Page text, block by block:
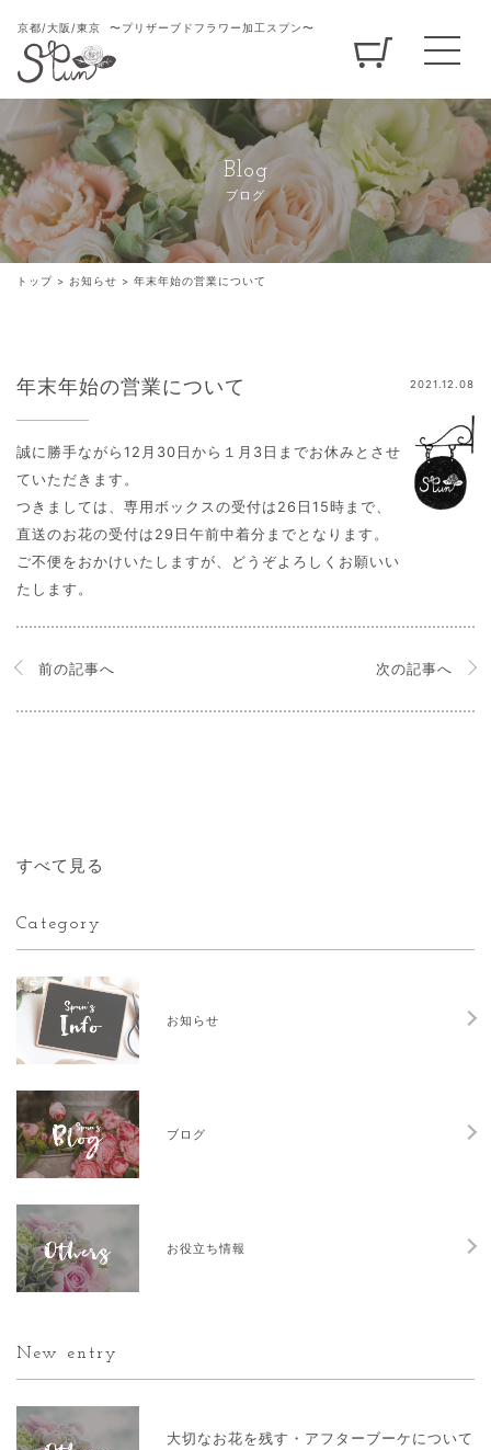
京都/大阪/東京 〜プリザーブドフラワー加工スプン〜
Blog
ブログ
トップ > お知らせ > 年末年始の営業について
年末年始の営業について 2021.12.08
誠に勝手ながら12月30日から１月3日までお休みとさせ
ていただきます。
つきましては、専用ボックスの受付は26日15時まで、
直送のお花の受付は29日午前中着分までとなります。
ご不便をおかけいたしますが、どうぞよろしくお願いい
たします。
前の記事へ 次の記事へ
すべて見る
Category
お知らせ
ブログ
お役立ち情報
New entry
大切なお花を残す・アフターブーケについて